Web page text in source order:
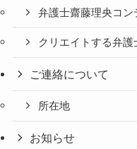
弁護士齋藤理央コン
クリエイトする弁
ご連絡について
所在地
お知らせ